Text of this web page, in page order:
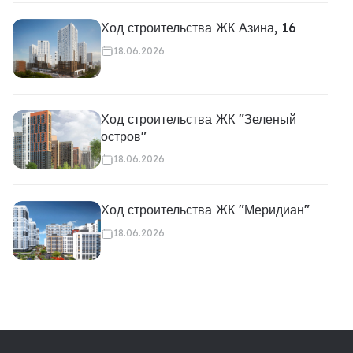
Ход строительства ЖК Азина, 16
18.06.2026
Ход строительства ЖК "Зеленый
остров"
18.06.2026
Ход строительства ЖК "Меридиан"
18.06.2026